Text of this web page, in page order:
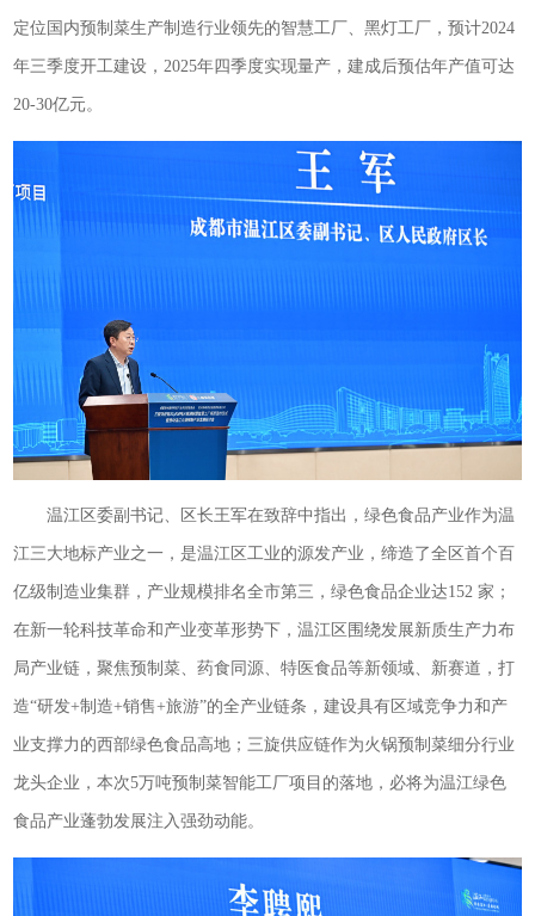
定位国内预制菜生产制造行业领先的智慧工厂、黑灯工厂，预计2024
年三季度开工建设，2025年四季度实现量产，建成后预估年产值可达
20-30亿元。
温江区委副书记、区长王军在致辞中指出，绿色食品产业作为温
江三大地标产业之一，是温江区工业的源发产业，缔造了全区首个百
亿级制造业集群，产业规模排名全市第三，绿色食品企业达152 家；
在新一轮科技革命和产业变革形势下，温江区围绕发展新质生产力布
局产业链，聚焦预制菜、药食同源、特医食品等新领域、新赛道，打
造“研发+制造+销售+旅游”的全产业链条，建设具有区域竞争力和产
业支撑力的西部绿色食品高地；三旋供应链作为火锅预制菜细分行业
龙头企业，本次5万吨预制菜智能工厂项目的落地，必将为温江绿色
食品产业蓬勃发展注入强劲动能。